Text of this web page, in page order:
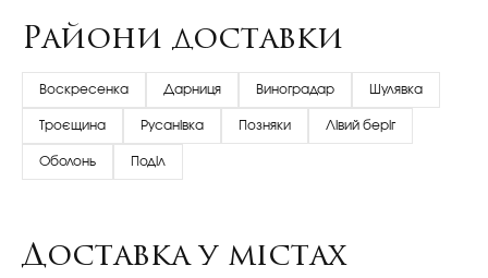
Райони доставки
Воскресенка Дарниця Виноградар Шулявка
Троєщина Русанівка Позняки Лівий беріг
Оболонь Поділ
Доставка у містах